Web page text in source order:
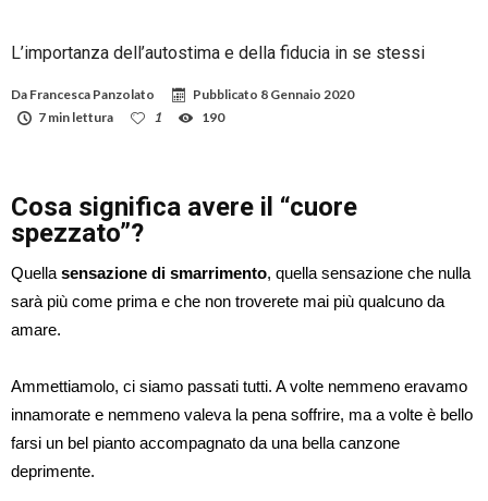
L’importanza dell’autostima e della fiducia in se stessi
Da Francesca Panzolato Pubblicato 8 Gennaio 2020
7 min lettura
1 190
Cosa significa avere il “cuore
spezzato”?
Quella sensazione di smarrimento, quella sensazione che nulla
sarà più come prima e che non troverete mai più qualcuno da
amare.
Ammettiamolo, ci siamo passati tutti. A volte nemmeno eravamo
innamorate e nemmeno valeva la pena soffrire, ma a volte è bello
farsi un bel pianto accompagnato da una bella canzone
deprimente.